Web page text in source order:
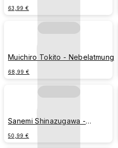
63,99 €
Muichiro Tokito - Nebelatmung
68,99 €
Sanemi Shinazugawa -
50,99 €